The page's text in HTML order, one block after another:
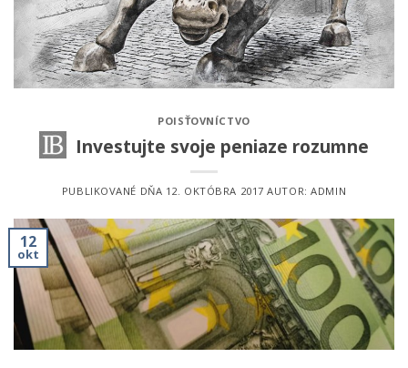
POISŤOVNÍCTVO
Investujte svoje peniaze rozumne
PUBLIKOVANÉ DŇA 12. OKTÓBRA 2017 AUTOR:ADMIN
12
okt